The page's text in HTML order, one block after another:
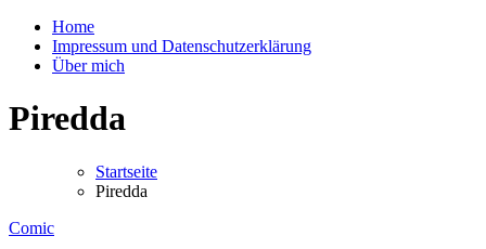
Home
Impressum und Datenschutzerklärung
Über mich
Piredda
Startseite
Piredda
Comic